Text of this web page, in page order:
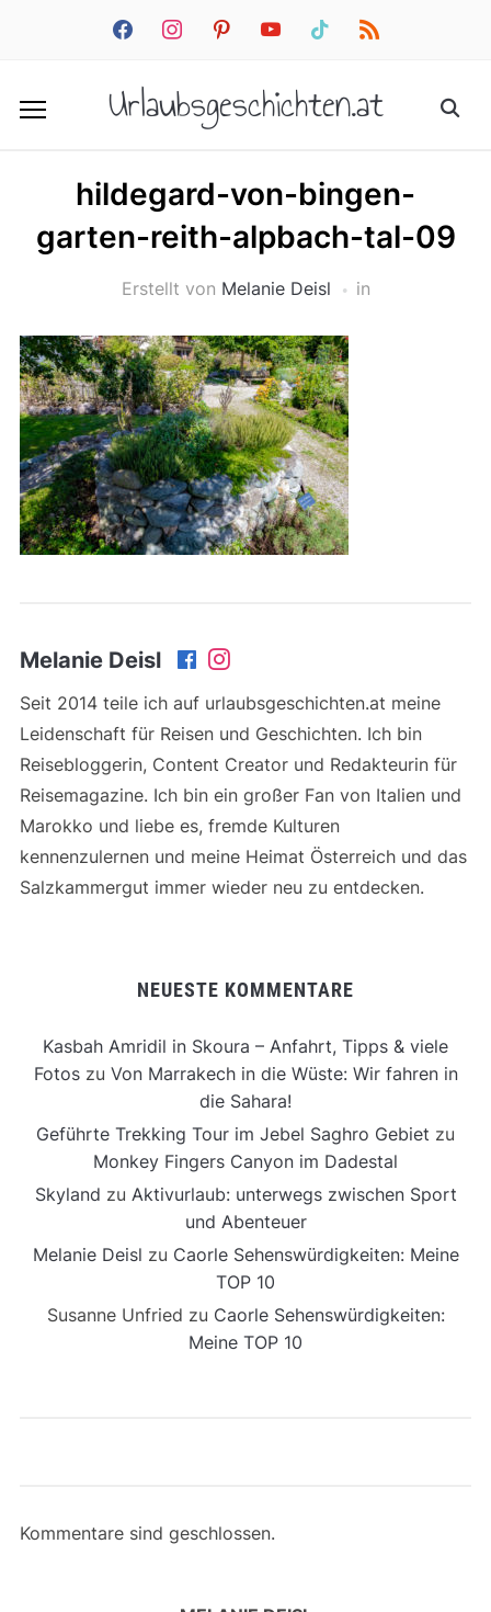
facebookinstagrampinterestyoutube tiktok rss
Urlaubsgeschichten.at
hildegard-von-bingen-
garten-reith-alpbach-tal-09
Erstellt von Melanie Deisl in
Melanie Deisl
Seit 2014 teile ich auf urlaubsgeschichten.at meine
Leidenschaft für Reisen und Geschichten. Ich bin
Reisebloggerin, Content Creator und Redakteurin für
Reisemagazine. Ich bin ein großer Fan von Italien und
Marokko und liebe es, fremde Kulturen
kennenzulernen und meine Heimat Österreich und das
Salzkammergut immer wieder neu zu entdecken.
NEUESTE KOMMENTARE
Kasbah Amridil in Skoura – Anfahrt, Tipps & viele
Fotoszu Von Marrakech in die Wüste: Wir fahren in
die Sahara!
Geführte Trekking Tour im Jebel Saghro Gebiet zu
Monkey Fingers Canyon im Dadestal
Skyland zu Aktivurlaub: unterwegs zwischen Sport
und Abenteuer
Melanie Deisl zu Caorle Sehenswürdigkeiten: Meine
TOP 10
Susanne Unfried zu Caorle Sehenswürdigkeiten:
Meine TOP 10
Kommentare sind geschlossen.